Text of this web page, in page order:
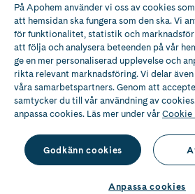
Apotek med tillstånd
av Läkemedelsverket
På Apohem använder vi oss av cookies
att hemsidan ska fungera som den ska. Vi
för funktionalitet, statistik och
att följa och analysera beteenden på vår
ge en mer personaliserad upplevelse och
rikta relevant marknadsföring. Vi delar
våra samarbetspartners. Genom att
samtycker du till vår användning av
anpassa cookies. Läs mer under vårCookie
Godkänn cookies
Anpassa cookies